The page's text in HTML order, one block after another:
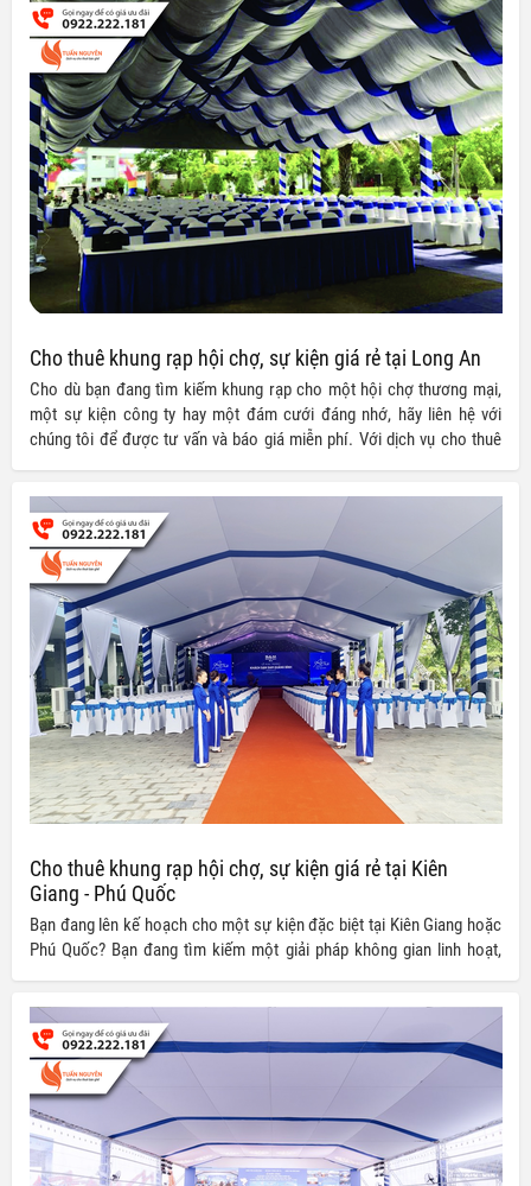
Cho thuê khung rạp hội chợ, sự kiện giá rẻ tại Long An
Cho dù bạn đang tìm kiếm khung rạp cho một hội chợ thương mại,
một sự kiện công ty hay một đám cưới đáng nhớ, hãy liên hệ với
chúng tôi để được tư vấn và báo giá miễn phí. Với dịch vụ cho thuê
Cho thuê khung rạp hội chợ, sự kiện giá rẻ tại Kiên
Giang - Phú Quốc
Bạn đang lên kế hoạch cho một sự kiện đặc biệt tại Kiên Giang hoặc
Phú Quốc? Bạn đang tìm kiếm một giải pháp không gian linh hoạt,
chương trình ưu đãi hấp dẫn với mức giảm giá từ 20% đến 30%!